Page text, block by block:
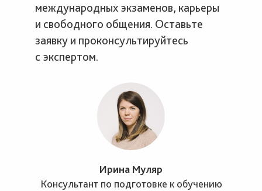
международных экзаменов, карьеры
и свободного общения. Оставьте
заявку и проконсультируйтесь
с экспертом.
Ирина Муляр
Консультант по подготовке к обучению